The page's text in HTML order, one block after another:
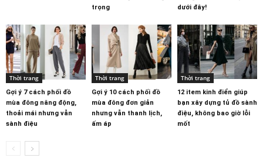
trọng
dưới đây!
Thời trang
Gợi ý 7 cách phối đồ
mùa đông năng động,
thoải mái nhưng vẫn
sành điệu
Thời trang
Gợi ý 10 cách phối đồ
mùa đông đơn giản
nhưng vẫn thanh lịch,
ấm áp
Thời trang
12 item kinh điển giúp
bạn xây dựng tủ đồ sành
điệu, không bao giờ lỗi
mốt